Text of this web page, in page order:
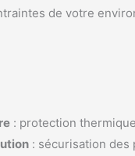
de votre
: protection
: sécurisation des